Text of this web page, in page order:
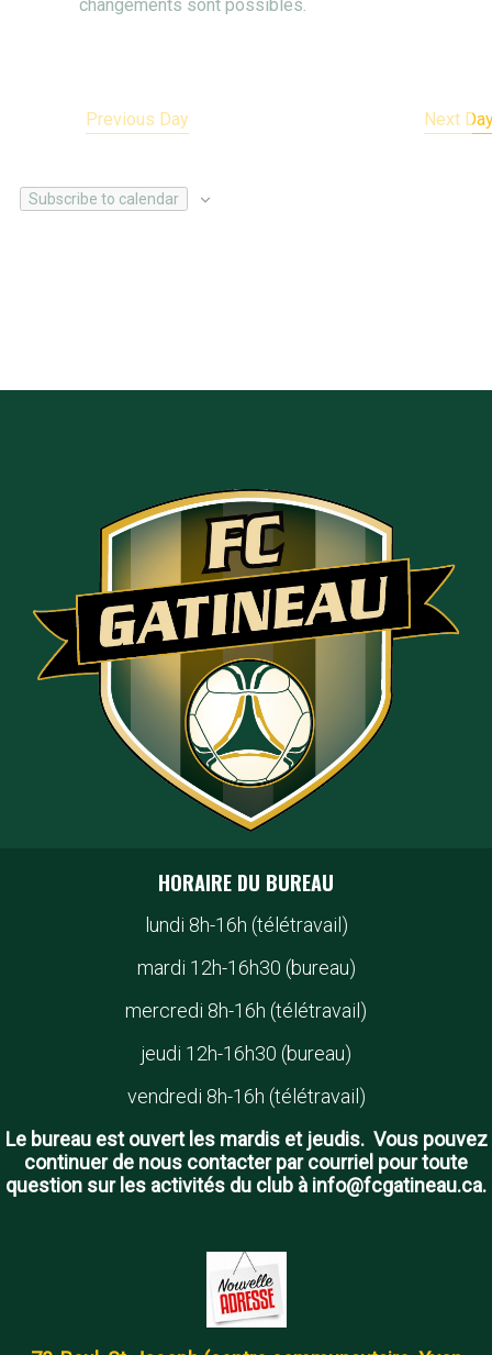
changements sont possibles.
Previous Day Next
Subscribe to calendar
HORAIRE DU BUREAU
lundi 8h-16h (télétravail)
mardi 12h-16h30 (bureau)
mercredi 8h-16h (télétravail)
jeudi 12h-16h30 (bureau)
vendredi 8h-16h (télétravail)
Le bureau est ouvert les mardis et jeudis. Vous pouvez
continuer de nous contacter par courriel pour toute
question sur les activités du club à info@fcgatineau.ca.